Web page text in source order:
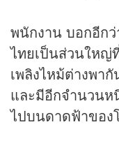
พนักงาน บอกอีก
ไทยเป็นส่วนใหญ่
เพลิงไหม้ต่างพา
และมีอีกจำนวน
ไปบนดาดฟ้าของ